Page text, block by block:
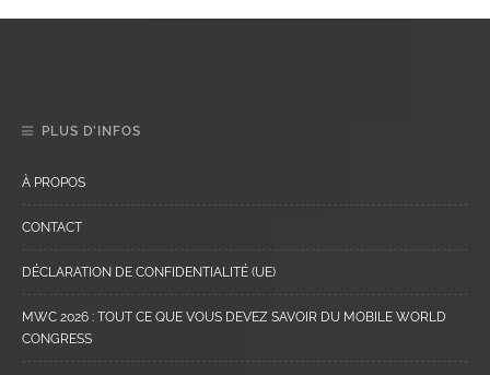
PLUS D’INFOS
À PROPOS
CONTACT
DÉCLARATION DE CONFIDENTIALITÉ (UE)
MWC 2026 : TOUT CE QUE VOUS DEVEZ SAVOIR DU MOBILE WORLD
CONGRESS